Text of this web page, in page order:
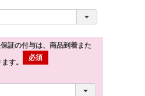
証の付与は、商品到着また
す。